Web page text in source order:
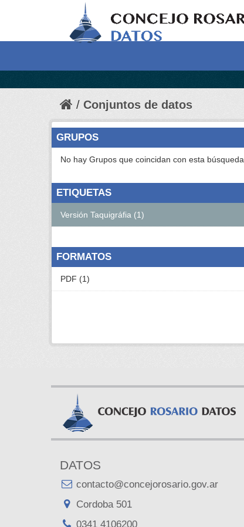
Conjuntos de datos
GRUPOS
No hay Grupos que coincidan con esta búsqueda
ETIQUETAS
Versión Taquigráfia (1)
FORMATOS
PDF (1)
DATOS
contacto@concejorosario.gov.ar
Cordoba 501
0341 4106200